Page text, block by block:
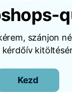
szánjon
kérdőív
Kezd